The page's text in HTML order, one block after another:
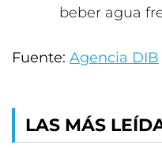
beber agua
Fuente: Agencia DIB
LAS MÁS